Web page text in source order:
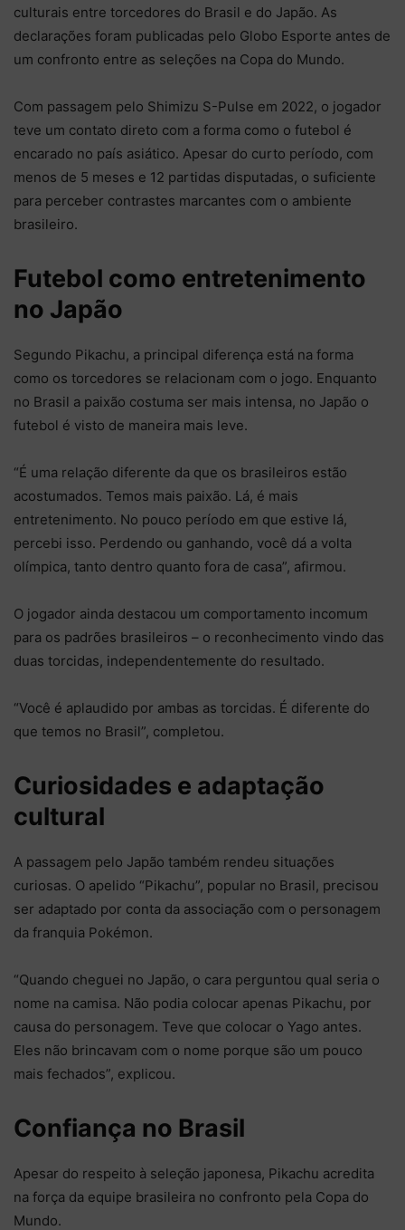
culturais entre torcedores do Brasil e do Japão. As
declarações foram publicadas pelo Globo Esporte antes de
um confronto entre as seleções na Copa do Mundo.
Com passagem pelo Shimizu S-Pulse em 2022, o jogador
teve um contato direto com a forma como o futebol é
encarado no país asiático. Apesar do curto período, com
menos de 5 meses e 12 partidas disputadas, o suficiente
para perceber contrastes marcantes com o ambiente
brasileiro.
Futebol como entretenimento
no Japão
Segundo Pikachu, a principal diferença está na forma
como os torcedores se relacionam com o jogo. Enquanto
no Brasil a paixão costuma ser mais intensa, no Japão o
futebol é visto de maneira mais leve.
“É uma relação diferente da que os brasileiros estão
acostumados. Temos mais paixão. Lá, é mais
entretenimento. No pouco período em que estive lá,
percebi isso. Perdendo ou ganhando, você dá a volta
olímpica, tanto dentro quanto fora de casa”, afirmou.
O jogador ainda destacou um comportamento incomum
para os padrões brasileiros – o reconhecimento vindo das
duas torcidas, independentemente do resultado.
“Você é aplaudido por ambas as torcidas. É diferente do
que temos no Brasil”, completou.
Curiosidades e adaptação
cultural
A passagem pelo Japão também rendeu situações
curiosas. O apelido “Pikachu”, popular no Brasil, precisou
ser adaptado por conta da associação com o personagem
da franquia Pokémon.
“Quando cheguei no Japão, o cara perguntou qual seria o
nome na camisa. Não podia colocar apenas Pikachu, por
causa do personagem. Teve que colocar o Yago antes.
Eles não brincavam com o nome porque são um pouco
mais fechados”, explicou.
Confiança no Brasil
Apesar do respeito à seleção japonesa, Pikachu acredita
na força da equipe brasileira no confronto pela Copa do
Mundo.